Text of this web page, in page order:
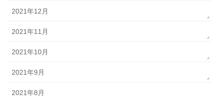
2021年12月
2021年11月
2021年10月
2021年9月
2021年8月